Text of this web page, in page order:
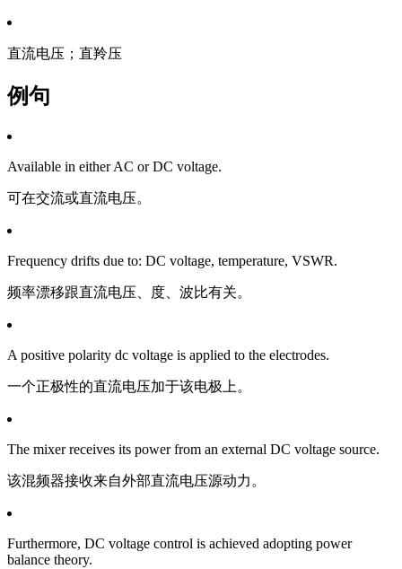
直流电压；直羚压
例句
Available in either AC or DC voltage.
可在交流或直流电压。
Frequency drifts due to: DC voltage, temperature, VSWR.
频率漂移跟直流电压、度、波比有关。
A positive polarity dc voltage is applied to the electrodes.
一个正极性的直流电压加于该电极上。
The mixer receives its power from an external DC voltage source.
该混频器接收来自外部直流电压源动力。
Furthermore, DC voltage control is achieved adopting power
balance theory.